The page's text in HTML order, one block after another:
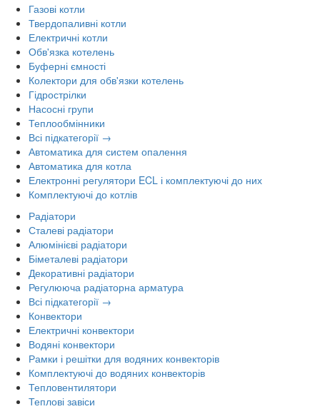
Газові котли
Твердопаливні котли
Електричні котли
Обв'язка котелень
Буферні ємності
Колектори для обв'язки котелень
Гідрострілки
Насосні групи
Теплообмінники
Всі підкатегорії →
Автоматика для систем опалення
Автоматика для котла
Електронні регулятори ECL і комплектуючі до них
Комплектуючі до котлів
Радіатори
Сталеві радіатори
Алюмінієві радіатори
Біметалеві радіатори
Декоративні радіатори
Регулююча радіаторна арматура
Всі підкатегорії →
Конвектори
Електричні конвектори
Водяні конвектори
Рамки і решітки для водяних конвекторів
Комплектуючі до водяних конвекторів
Тепловентилятори
Теплові завіси